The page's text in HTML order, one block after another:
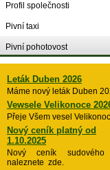
Profil společnosti
Pivní taxi
Pivní pohotovost
Leták Duben 2026
Máme nový leták Duben
Vewsele Velikonoce
Přeje Všem vesel
Nový ceník platný od
1.10.2025
Nový ceník
naleznete zde.